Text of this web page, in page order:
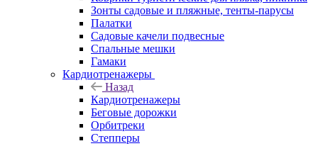
Зонты садовые и пляжные, тенты-парусы
Палатки
Садовые качели подвесные
Спальные мешки
Гамаки
Кардиотренажеры
Назад
Кардиотренажеры
Беговые дорожки
Орбитреки
Степперы